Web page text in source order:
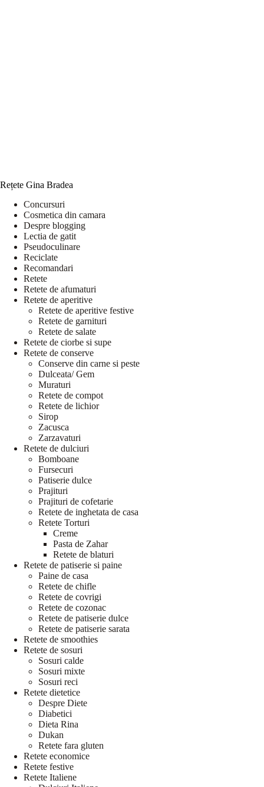
Rețete Gina Bradea
Concursuri
Cosmetica din camara
Despre blogging
Lectia de gatit
Pseudoculinare
Reciclate
Recomandari
Retete
Retete de afumaturi
Retete de aperitive
Retete de aperitive festive
Retete de garnituri
Retete de salate
Retete de ciorbe si supe
Retete de conserve
Conserve din carne si peste
Dulceata/ Gem
Muraturi
Retete de compot
Retete de lichior
Sirop
Zacusca
Zarzavaturi
Retete de dulciuri
Bomboane
Fursecuri
Patiserie dulce
Prajituri
Prajituri de cofetarie
Retete de inghetata de casa
Retete Torturi
Creme
Pasta de Zahar
Retete de blaturi
Retete de patiserie si paine
Paine de casa
Retete de chifle
Retete de covrigi
Retete de cozonac
Retete de patiserie dulce
Retete de patiserie sarata
Retete de smoothies
Retete de sosuri
Sosuri calde
Sosuri mixte
Sosuri reci
Retete dietetice
Despre Diete
Diabetici
Dieta Rina
Dukan
Retete fara gluten
Retete economice
Retete festive
Retete Italiene